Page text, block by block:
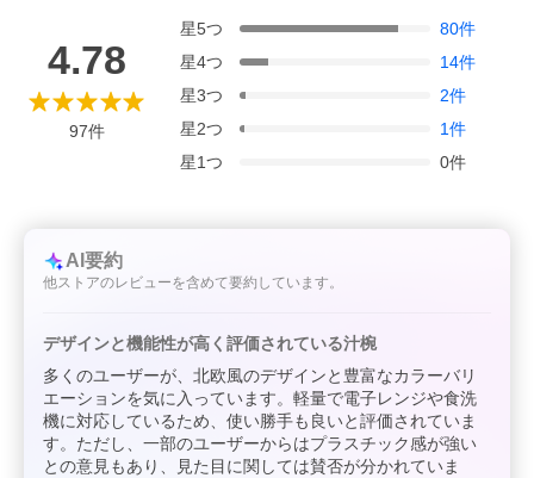
4.78
97件
星5つ 80件
星4つ 14件
星3つ 2件
星2つ 1件
星1つ 0件
AI要約
他ストアのレビューを含めて要約しています。
デザインと機能性が高く評価されている汁椀
多くのユーザーが、北欧風のデザインと豊富なカラーバリ
エーションを気に入っています。軽量で電子レンジや食洗
機に対応しているため、使い勝手も良いと評価されていま
す。ただし、一部のユーザーからはプラスチック感が強い
との意見もあり、見た目に関しては賛否が分かれていま